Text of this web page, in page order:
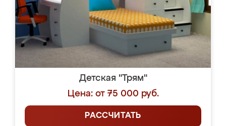
Детская "Трям"
Цена: от 75 000 руб.
РАССЧИТАТЬ